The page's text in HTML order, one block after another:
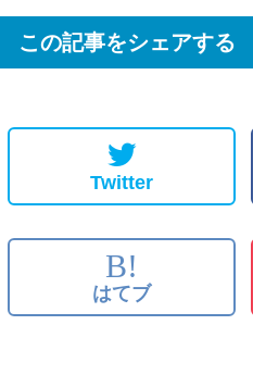
この記事をシェアする
Twitter
B!
はてブ